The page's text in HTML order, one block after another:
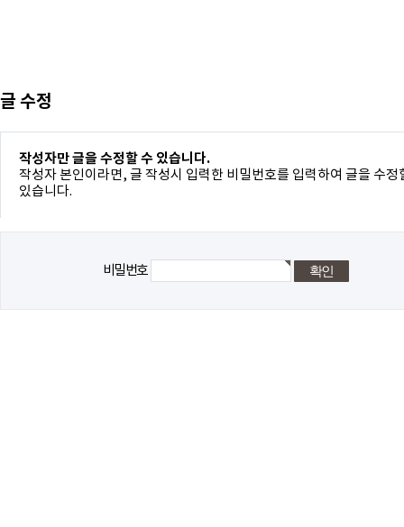
글 수정
작성자만 글을 수정할 수 있습니다.
작성자 본인이라면, 글 작성시 입력한 비밀번호를 입력하여 글을 수정
있습니다.
비밀번호